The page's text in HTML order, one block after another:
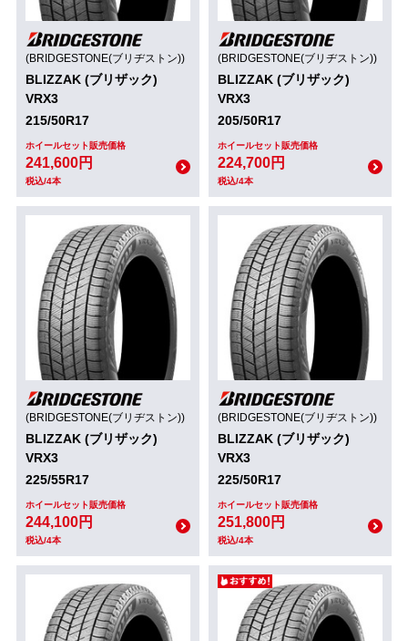
(BRIDGESTONE(ブリヂストン))
BLIZZAK (ブリザック)
VRX3
215/50R17
ホイールセット販売価格
241,600円
税込/4本
(BRIDGESTONE(ブリヂストン))
BLIZZAK (ブリザック)
VRX3
205/50R17
ホイールセット販売価格
224,700円
税込/4本
(BRIDGESTONE(ブリヂストン))
BLIZZAK (ブリザック)
VRX3
225/55R17
ホイールセット販売価格
244,100円
税込/4本
(BRIDGESTONE(ブリヂストン))
BLIZZAK (ブリザック)
VRX3
225/50R17
ホイールセット販売価格
251,800円
税込/4本